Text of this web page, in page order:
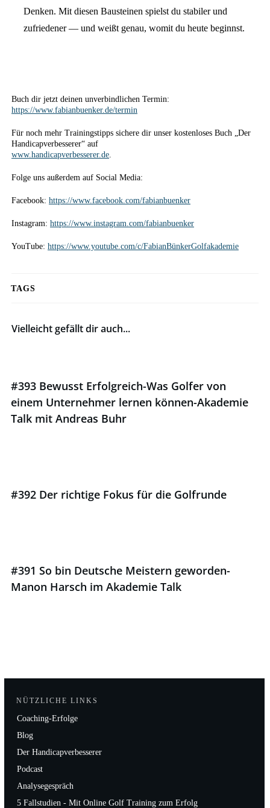
Denken. Mit diesen Bausteinen spielst du stabiler und
zufriedener — und weißt genau, womit du heute beginnst.
Buch dir jetzt deinen unverbindlichen Termin:
https://www.fabianbuenker.de/termin
Für noch mehr Trainingstipps sichere dir unser kostenloses Buch „Der
Handicapverbesserer“ auf
www.handicapverbesserer.de.
Folge uns außerdem auf Social Media:
Facebook: https://www.facebook.com/fabianbuenker
Instagram: https://www.instagram.com/fabianbuenker
YouTube: https://www.youtube.com/c/FabianBünkerGolfakademie
TAGS
Vielleicht gefällt dir auch...
#393 Bewusst Erfolgreich-Was Golfer von
einem Unternehmer lernen können-Akademie
Talk mit Andreas Buhr
#392 Der richtige Fokus für die Golfrunde
#391 So bin Deutsche Meistern geworden-
Manon Harsch im Akademie Talk
NÜTZLICHE LINKS
Coaching-Erfolge
Blog
Der Handicapverbesserer
Podcast
Analysegespräch
5 Fallstudien - Mit Online Golf Training zum Erfolg